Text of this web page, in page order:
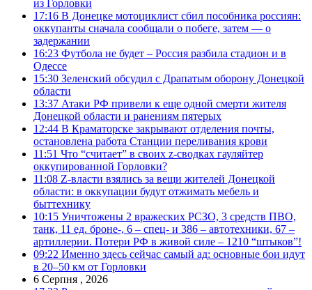
из Горловки
17:16 В Донецке мотоциклист сбил пособника россиян:
оккупанты сначала сообщали о побеге, затем — о
задержании
16:23 Футбола не будет – Россия разбила стадион и в
Одессе
15:30 Зеленский обсудил с Драпатым оборону Донецкой
области
13:37 Атаки РФ привели к еще одной смерти жителя
Донецкой области и ранениям пятерых
12:44 В Краматорске закрывают отделения почты,
остановлена работа Станции переливания крови
11:51 Что “считает” в своих z-сводках гауляйтер
оккупированной Горловки?
11:08 Z-власти взялись за вещи жителей Донецкой
области: в оккупации будут отжимать мебель и
быттехнику
10:15 Уничтожены 2 вражеских РСЗО, 3 средств ПВО,
танк, 11 ед. броне-, 6 – спец- и 386 – автотехники, 67 –
артиллерии. Потери РФ в живой силе – 1210 “штыков”!
09:22 Именно здесь сейчас самый ад: основные бои идут
в 20–50 км от Горловки
6 Серпня , 2026